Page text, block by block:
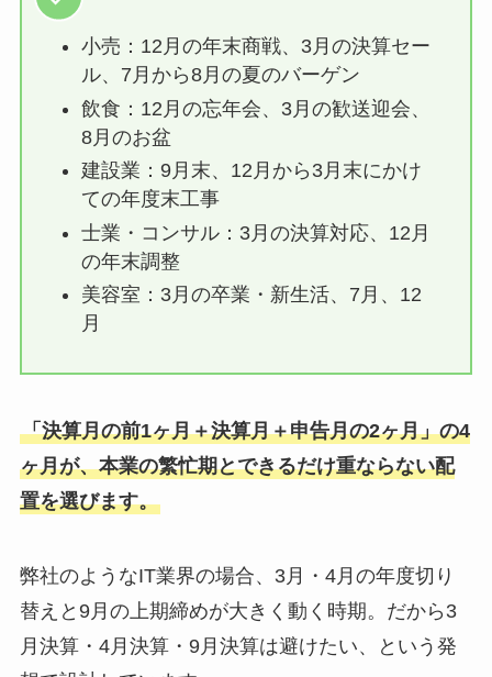
小売：12月の年末商戦、3月の決算セー
ル、7月から8月の夏のバーゲン
飲食：12月の忘年会、3月の歓送迎会、
8月のお盆
建設業：9月末、12月から3月末にかけ
ての年度末工事
士業・コンサル：3月の決算対応、12月
の年末調整
美容室：3月の卒業・新生活、7月、12
月
「決算月の前1ヶ月＋決算月＋申告月の2ヶ月」の4
ヶ月が、本業の繁忙期とできるだけ重ならない配
置を選びます。
弊社のようなIT業界の場合、3月・4月の年度切り
替えと9月の上期締めが大きく動く時期。だから3
月決算・4月決算・9月決算は避けたい、という発